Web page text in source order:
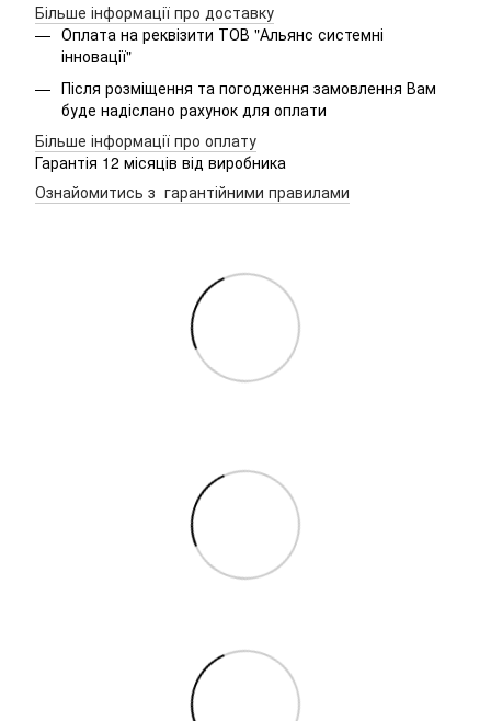
Більше інформації про доставку
Оплата на реквізити ТОВ "Альянс системні
інновації"
Після розміщення та погодження замовлення Вам
буде надіслано рахунок для оплати
Більше інформації про оплату
Гарантія 12 місяців від виробника
Ознайомитись з гарантійними правилами